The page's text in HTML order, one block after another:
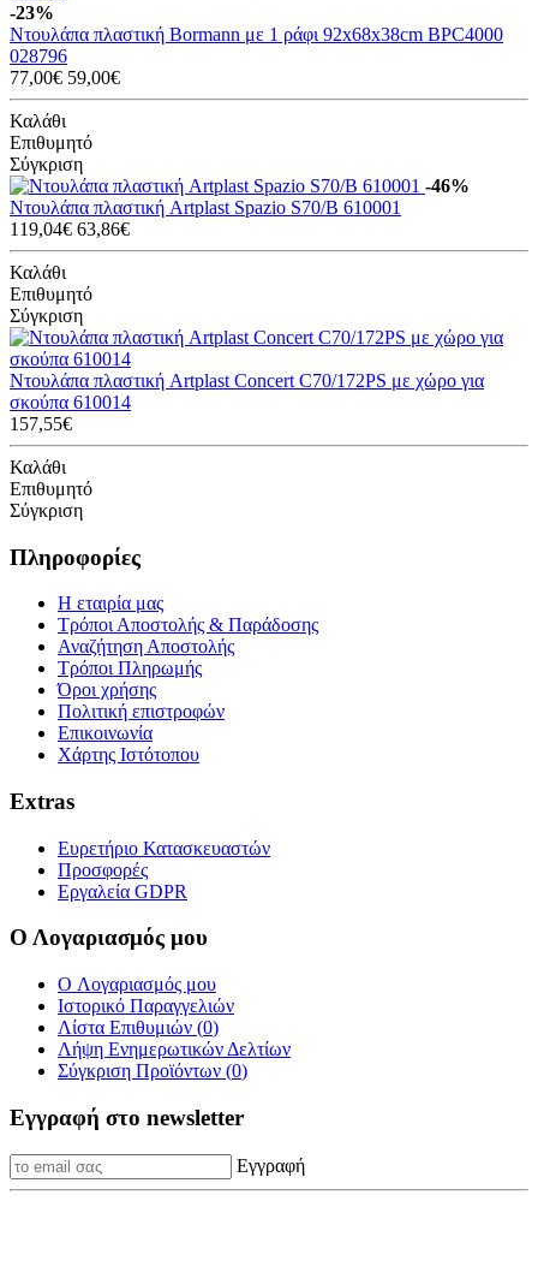
-23%
Ντουλάπα πλαστική Bormann με 1 ράφι 92x68x38cm BPC4000
028796
77,00€ 59,00€
Καλάθι
Επιθυμητό
Σύγκριση
-46%
Ντουλάπα πλαστική Artplast Spazio S70/B 610001
119,04€ 63,86€
Καλάθι
Επιθυμητό
Σύγκριση
Ντουλάπα πλαστική Artplast Concert C70/172PS με χώρο για
σκούπα 610014
157,55€
Καλάθι
Επιθυμητό
Σύγκριση
Πληροφορίες
Η εταιρία μας
Τρόποι Αποστολής & Παράδοσης
Αναζήτηση Αποστολής
Τρόποι Πληρωμής
Όροι χρήσης
Πολιτική επιστροφών
Επικοινωνία
Χάρτης Ιστότοπου
Extras
Ευρετήριο Κατασκευαστών
Προσφορές
Εργαλεία GDPR
Ο Λογαριασμός μου
O Λογαριασμός μου
Ιστορικό Παραγγελιών
Λίστα Επιθυμιών (0)
Λήψη Ενημερωτικών Δελτίων
Σύγκριση Προϊόντων (0)
Εγγραφή στο newsletter
Εγγραφή